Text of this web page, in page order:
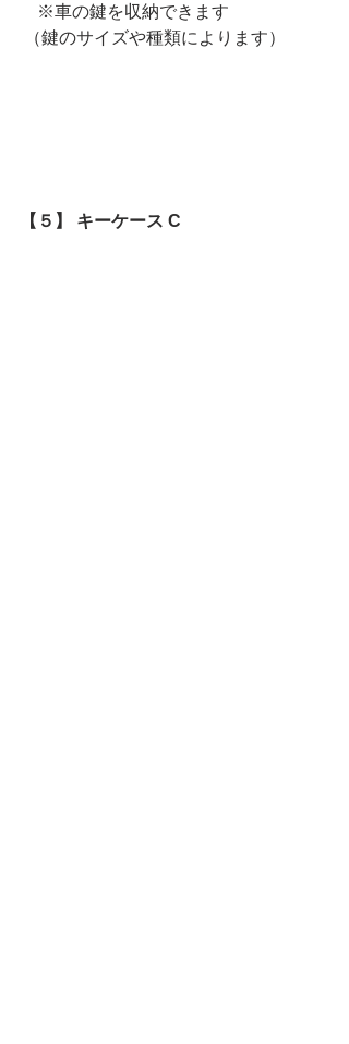
※車の鍵を収納できます
（鍵のサイズや種類によります）
【５】 キーケース C